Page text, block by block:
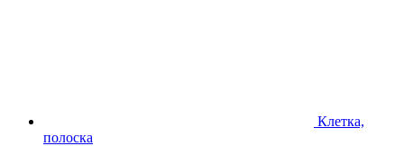
Клетка,
полоска